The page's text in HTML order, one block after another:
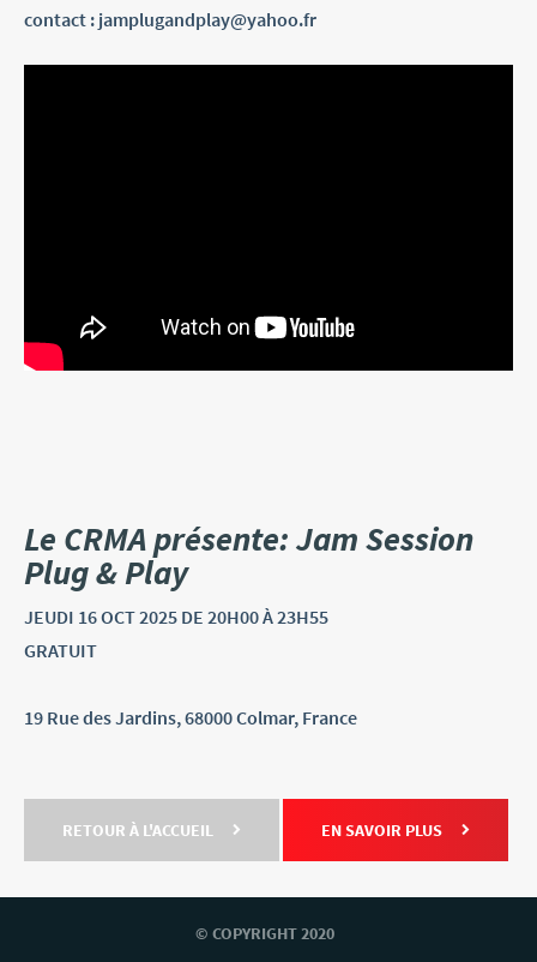
contact : jamplugandplay@yahoo.fr
Le CRMA présente: Jam Session
Plug & Play
JEUDI 16 OCT2025 DE 20H00 À 23H55
GRATUIT
19 Rue des Jardins, 68000 Colmar, France
RETOUR À L'ACCUEIL EN SAVOIR PLUS
© COPYRIGHT 2020